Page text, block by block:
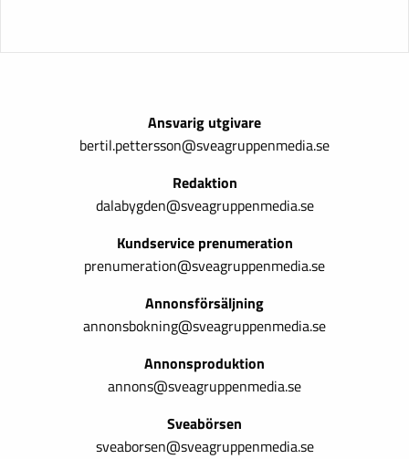
Ansvarig utgivare
bertil.pettersson@sveagruppenmedia.se
Redaktion
dalabygden@sveagruppenmedia.se
Kundservice prenumeration
prenumeration@sveagruppenmedia.se
Annonsförsäljning
annonsbokning@sveagruppenmedia.se
Annonsproduktion
annons@sveagruppenmedia.se
Sveabörsen
sveaborsen@sveagruppenmedia.se